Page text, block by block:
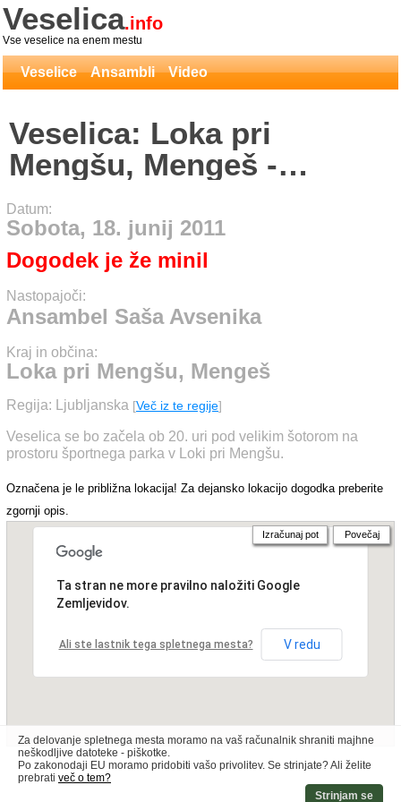
Veselica.info
Vse veselice na enem mestu
Veselice Ansambli Video
Veselica: Loka pri
Mengšu, Mengeš -
Ansambel Saša Avsenika
Datum:
Sobota, 18. junij 2011
Dogodek je že minil
Nastopajoči:
Ansambel Saša Avsenika
Kraj in občina:
Loka pri Mengšu, Mengeš
Regija: Ljubljanska [Več iz te regije]
Veselica se bo začela ob 20. uri pod velikim šotorom na
prostoru športnega parka v Loki pri Mengšu.
Označena je le približna lokacija! Za dejansko lokacijo dogodka preberite
zgornji opis.
Ta stran ne more pravilno naložiti Google
Zemljevidov.
Ali ste lastnik tega spletnega mesta? V redu
Izračunaj pot Povečaj
Za delovanje spletnega mesta moramo na vaš računalnik shraniti majhne
neškodljive datoteke - piškotke.
Po zakonodaji EU moramo pridobiti vašo privolitev. Se strinjate? Ali želite
prebrati več o tem?
Strinjam se